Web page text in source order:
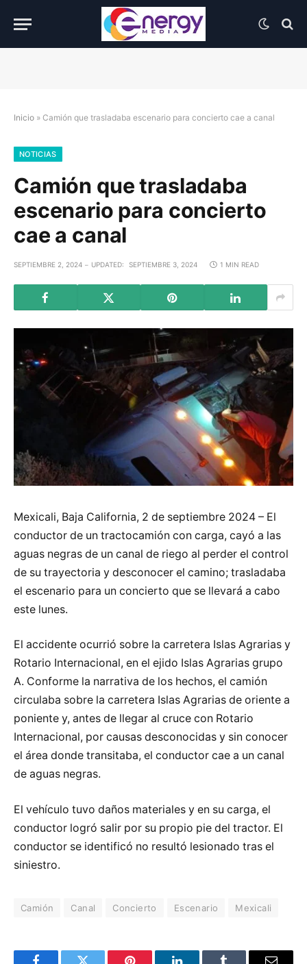
Inicio » Camión que trasladaba escenario para concierto cae a canal
NOTICIAS
Camión que trasladaba
escenario para concierto
cae a canal
SEPTIEMBRE 2, 2024 UPDATED: SEPTIEMBRE 3, 2024 1 MIN READ
Mexicali, Baja California, 2 de septiembre 2024 – El
conductor de un tractocamión con carga, cayó a las
aguas negras de un canal de riego al perder el control
de su trayectoria y desconocer el camino; trasladaba
el escenario para un concierto que se llevará a cabo
este lunes.
El accidente ocurrió sobre la carretera Islas Agrarias y
Rotario Internacional, en el ejido Islas Agrarias grupo
A. Conforme la narrativa de los hechos, el camión
circulaba sobre la carretera Islas Agrarias de oriente a
poniente y, antes de llegar al cruce con Rotario
Internacional, por causas desconocidas y sin conocer
el área donde transitaba, el conductor cae a un canal
de aguas negras.
El vehículo tuvo daños materiales y en su carga, el
conductor logró salir por su propio pie del tractor. El
conductor se identificó no resultó lesionado tras el
siniestro.
Camión Canal Concierto Escenario Mexicali